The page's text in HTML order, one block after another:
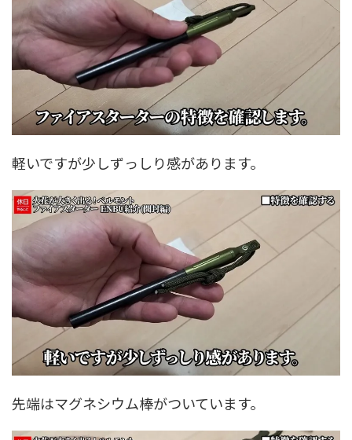
軽いですが少しずっしり感があります。
先端はマグネシウム棒がついています。